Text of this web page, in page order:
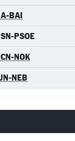
BAI
PSOE
NOK
NEB